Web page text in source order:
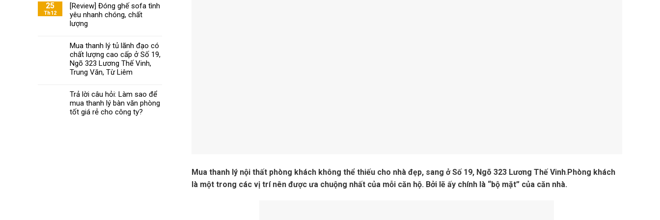
ghế
xoay
chuẩn
Khoa
mách
bạn
thất
văn
phòng
hợp
với
giá
25
Th12
[Review] Đóng ghế sofa tình
yêu nhanh chóng, chất
lượng
Mua thanh lý tủ lãnh đạo có
chất lượng cao cấp ở Số 19,
Ngõ 323 Lương Thế Vinh,
Trung Văn, Từ Liêm
Trả lời câu hỏi: Làm sao để
mua thanh lý bàn văn phòng
tốt giá rẻ cho công ty?
Mua thanh lý nội thất phòng khách không thể thiếu cho nhà đẹp, sang ở Số 19, Ngõ 323 Lương Thế Vinh.Phòng khách
là một trong các vị trí nên được ưa chuộng nhất của mỗi căn hộ. Bởi lẽ ấy chính là “bộ mặt” của căn nhà.